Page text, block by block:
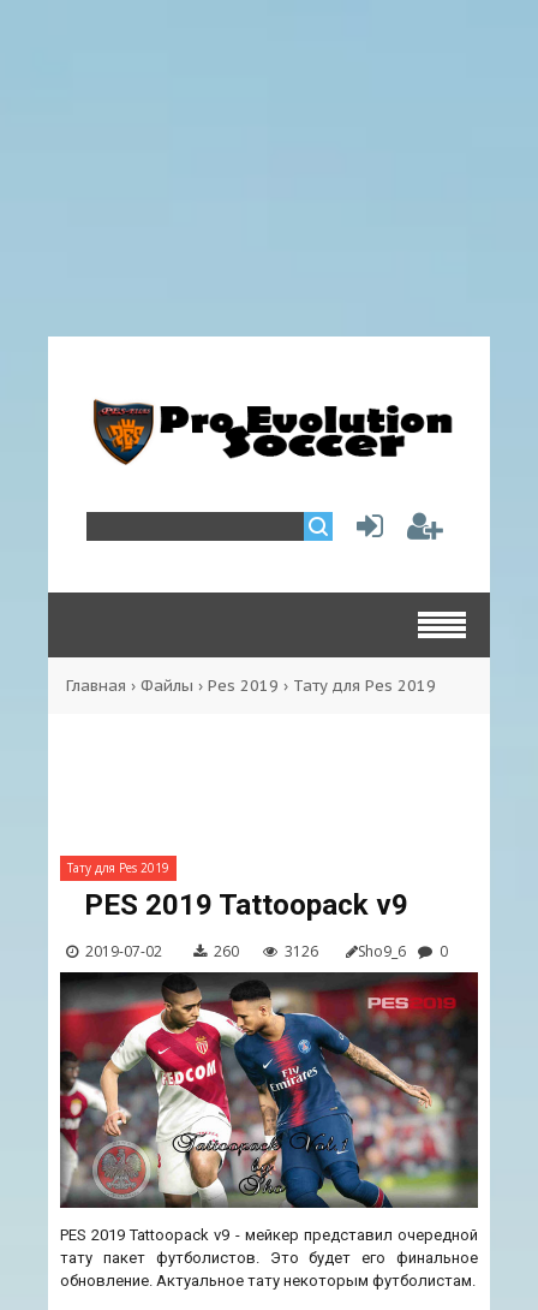
Главная › Файлы › Pes 2019 › Тату для Pes 2019
Тату для Pes 2019
PES 2019 Tattoopack v9
2019-07-02 260 3126 Sho9_6 0
PES 2019 Tattoopack v9 - мейкер представил очередной
тату пакет футболистов. Это будет его финальное
обновление. Актуальное тату некоторым футболистам.